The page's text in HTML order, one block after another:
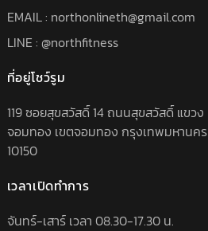
EMAIL : northonlineth@gmail.com
LINE : @northfitness
ที่อยู่โชว์รูม
119 ซอยสุขสวัสดิ์ 14 ถนนสุขสวัสดิ์ แขวง
จอมทอง เขตจอมทอง กรุงเทพมหานคร
10150
เวลาเปิดทำการ
จันทร์-เสาร์ เวลา 08.30-17.30 น.